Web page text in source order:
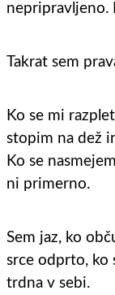
nepripravljeno.
Takrat sem
Ko se mi
stopim na dež
Ko se
ni primerno.
Sem jaz, ko
srce odprto, ko
trdna v sebi.